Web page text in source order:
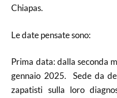
Chiapas.
Le date pensate sono:
Prima data: dalla seconda
gennaio 2025. Sede da
zapatisti sulla loro